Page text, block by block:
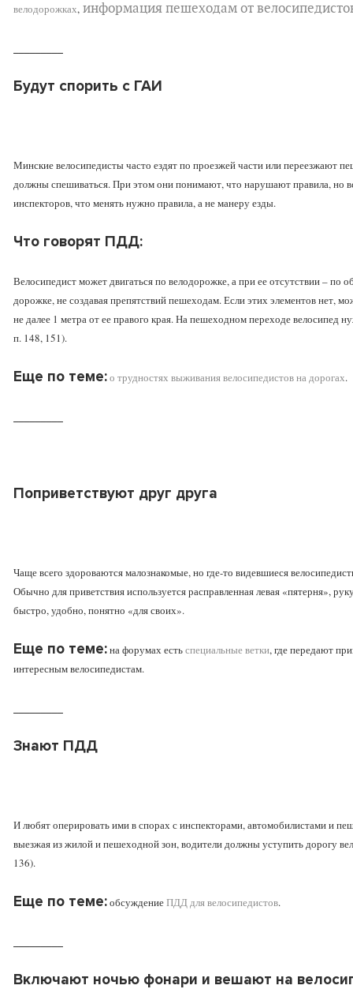
велодорожках, информация пешеходам от
Будут спорить с ГАИ
Минские велосипедисты часто ездят по проезжей части или переезжают
должны спешиваться. При этом они понимают, что нарушают правила, но
инспекторов, что менять нужно правила, а не манеру езды.
Что говорят ПДД:
Велосипедист может двигаться по велодорожке, а при ее отсутствии – по
дорожке, не создавая препятствий пешеходам. Если этих элементов нет,
не далее 1 метра от ее правого края. На пешеходном переходе велосипед
п. 148, 151).
Еще по теме:о трудностях выживания велосипедистов на дорогах.
Поприветствуют друг друга
Чаще всего здороваются малознакомые, но где-то видевшиеся
Обычно для приветствия используется расправленная левая «пятерня»,
быстро, удобно, понятно «для своих».
Еще по теме:на форумах естьспециальные ветки, где передают
интересным велосипедистам.
Знают ПДД
И любят оперировать ими в спорах с инспекторами, автомобилистами и
выезжая из жилой и пешеходной зон, водители должны уступить дорогу
136).
Еще по теме:обсуждениеПДД для велосипедистов.
Включают ночью фонари и вешают на